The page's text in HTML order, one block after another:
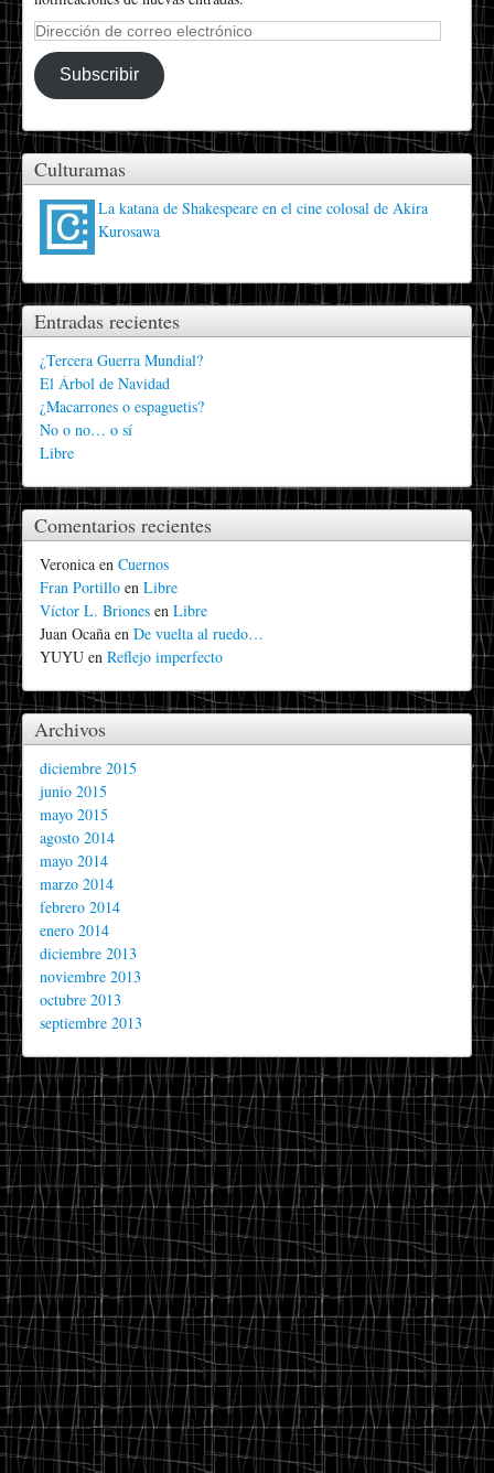
Dirección
correo
electrónico
Subscribir
Culturamas
La katana de Shakespeare en el cine colosal de Akira
Kurosawa
Entradas recientes
¿Tercera Guerra Mundial?
El Árbol de Navidad
¿Macarrones o espaguetis?
No o no… o sí
Libre
Comentarios recientes
Veronica en Cuernos
Fran Portillo en Libre
Víctor L. Briones en Libre
Juan Ocaña en De vuelta al ruedo…
YUYU en Reflejo imperfecto
Archivos
diciembre 2015
junio 2015
mayo 2015
agosto 2014
mayo 2014
marzo 2014
febrero 2014
enero 2014
diciembre 2013
noviembre 2013
octubre 2013
septiembre 2013